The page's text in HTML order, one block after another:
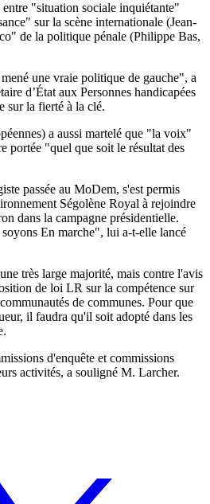
"situation sociale inquiétante"
sur la scène internationale (Jean-
de la politique pénale (Philippe Bas,
une vraie politique de gauche", a
d’État aux Personnes handicapées
sur la fierté à la clé.
a aussi martelé que "la voix"
portée "quel que soit le résultat des
passée au MoDem, s'est permis
Ségolène Royal à rejoindre
dans la campagne présidentielle.
En marche", lui a-t-elle lancé
très large majorité, mais contre l'avis
de loi LR sur la compétence sur
de communes. Pour que
il faudra qu'il soit adopté dans les
d'enquête et commissions
activités, a souligné M. Larcher.